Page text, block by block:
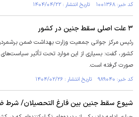
کد خبر: ۱۰۰۱۳۶۸ تاریخ انتشار : ۱۴۰۴/۰۴/۲۲
۳ علت اصلی سقط جنین در کشور
رئیس مرکز جوانی جمعیت وزارت بهداشت ضمن
کشور، گفت: بسیاری از این موارد تحت ‌تأثیر سیاست‌های
صورت گرفته است.
کد خبر: ۹۸۹۰۴۰ تاریخ انتشار : ۱۴۰۴/۰۲/۲۶
شیوع سقط جنین بین فارغ التحصیلان/ شرط